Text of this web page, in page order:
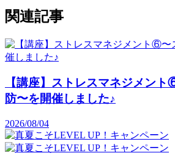
関連記事
【講座】ストレスマネジメン
防〜を開催しました♪
2026/08/04